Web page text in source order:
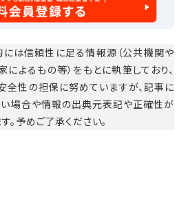
は信頼性に足る情報源（公共機関や
よるもの等）をもとに執筆しており、
全性の担保に努めていますが、記事に
場合や情報の出典元表記や正確性が
予めご了承ください。